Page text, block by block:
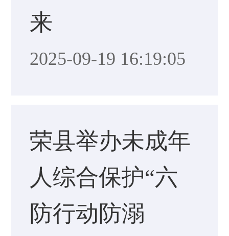
来
2025-09-19 16:19:05
荣县举办未成年
人综合保护“六
防行动防溺